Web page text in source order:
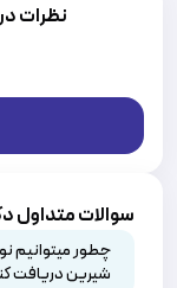
نظرات
سوالات متداول
چطور میتوانیم
شیرین دریافت